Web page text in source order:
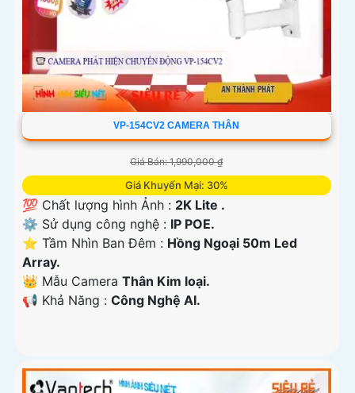
VP-154CV2 CAMERA THÂN
Giá Bán: 1,990,000 ₫
Giá Khuyến Mại: 30%
💯 Chất lượng hình Ảnh : 2K Lite .
⚙ Sử dụng công nghệ : IP POE.
⭐ Tầm Nhìn Ban Đêm : Hồng Ngoại 50m Led
Array.
👑 Mẫu Camera Thân Kim loại.
️📢 Khả Năng : Công Nghệ AI.